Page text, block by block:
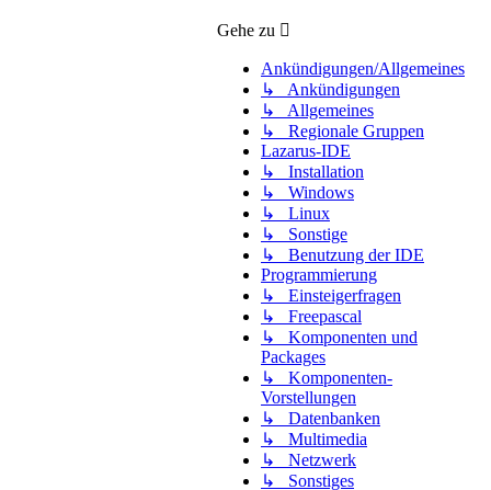
Gehe zu
Ankündigungen/Allgemeines
↳ Ankündigungen
↳ Allgemeines
↳ Regionale Gruppen
Lazarus-IDE
↳ Installation
↳ Windows
↳ Linux
↳ Sonstige
↳ Benutzung der IDE
Programmierung
↳ Einsteigerfragen
↳ Freepascal
↳ Komponenten und
Packages
↳ Komponenten-
Vorstellungen
↳ Datenbanken
↳ Multimedia
↳ Netzwerk
↳ Sonstiges